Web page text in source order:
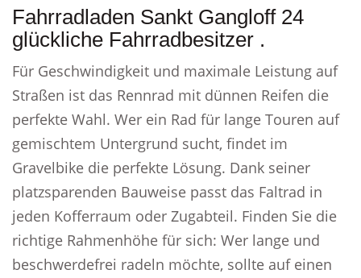
Fahrradladen Sankt Gangloff 24
glückliche Fahrradbesitzer .
Für Geschwindigkeit und maximale Leistung auf
Straßen ist das Rennrad mit dünnen Reifen die
perfekte Wahl. Wer ein Rad für lange Touren auf
gemischtem Untergrund sucht, findet im
Gravelbike die perfekte Lösung. Dank seiner
platzsparenden Bauweise passt das Faltrad in
jeden Kofferraum oder Zugabteil. Finden Sie die
richtige Rahmenhöhe für sich: Wer lange und
beschwerdefrei radeln möchte, sollte auf einen